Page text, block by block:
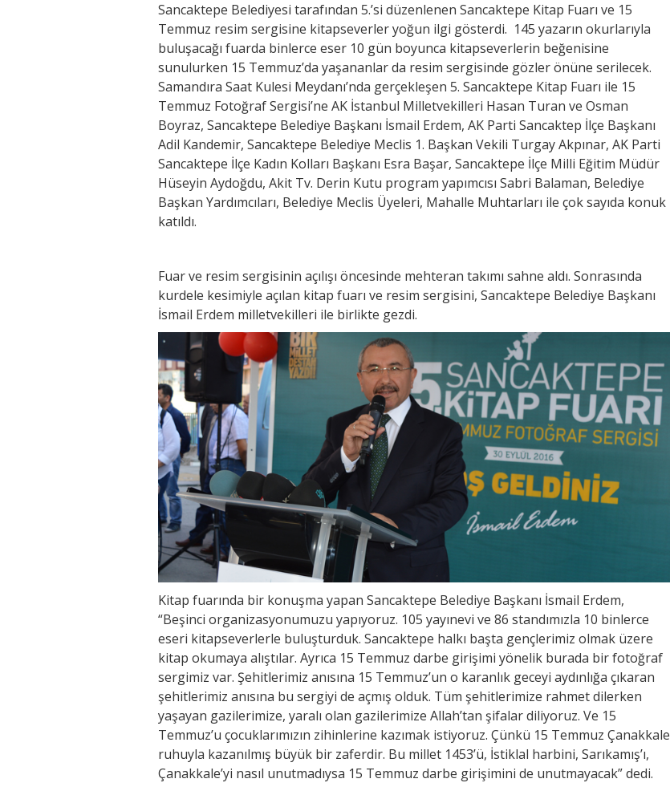
Sancaktepe Belediyesi tarafından 5.’si düzenlenen Sancaktepe Kitap Fuarı ve 15
Temmuz resim sergisine kitapseverler yoğun ilgi gösterdi. 145 yazarın okurlarıyla
buluşacağı fuarda binlerce eser 10 gün boyunca kitapseverlerin beğenisine
sunulurken 15 Temmuz’da yaşananlar da resim sergisinde gözler önüne serilecek.
Samandıra Saat Kulesi Meydanı’nda gerçekleşen 5. Sancaktepe Kitap Fuarı ile 15
Temmuz Fotoğraf Sergisi’ne AK İstanbul Milletvekilleri Hasan Turan ve Osman
Boyraz, Sancaktepe Belediye Başkanı İsmail Erdem, AK Parti Sancaktep İlçe Başkanı
Adil Kandemir, Sancaktepe Belediye Meclis 1. Başkan Vekili Turgay Akpınar, AK Parti
Sancaktepe İlçe Kadın Kolları Başkanı Esra Başar, Sancaktepe İlçe Milli Eğitim Müdür
Hüseyin Aydoğdu, Akit Tv. Derin Kutu program yapımcısı Sabri Balaman, Belediye
Başkan Yardımcıları, Belediye Meclis Üyeleri, Mahalle Muhtarları ile çok sayıda konuk
katıldı.
Fuar ve resim sergisinin açılışı öncesinde mehteran takımı sahne aldı. Sonrasında
kurdele kesimiyle açılan kitap fuarı ve resim sergisini, Sancaktepe Belediye Başkanı
İsmail Erdem milletvekilleri ile birlikte gezdi.
Kitap fuarında bir konuşma yapan Sancaktepe Belediye Başkanı İsmail Erdem,
“Beşinci organizasyonumuzu yapıyoruz. 105 yayınevi ve 86 standımızla 10 binlerce
eseri kitapseverlerle buluşturduk. Sancaktepe halkı başta gençlerimiz olmak üzere
kitap okumaya alıştılar. Ayrıca 15 Temmuz darbe girişimi yönelik burada bir fotoğraf
sergimiz var. Şehitlerimiz anısına 15 Temmuz’un o karanlık geceyi aydınlığa çıkaran
şehitlerimiz anısına bu sergiyi de açmış olduk. Tüm şehitlerimize rahmet dilerken
yaşayan gazilerimize, yaralı olan gazilerimize Allah’tan şifalar diliyoruz. Ve 15
Temmuz’u çocuklarımızın zihinlerine kazımak istiyoruz. Çünkü 15 Temmuz Çanakkale
ruhuyla kazanılmış büyük bir zaferdir. Bu millet 1453’ü, İstiklal harbini, Sarıkamış’ı,
Çanakkale’yi nasıl unutmadıysa 15 Temmuz darbe girişimini de unutmayacak” dedi.